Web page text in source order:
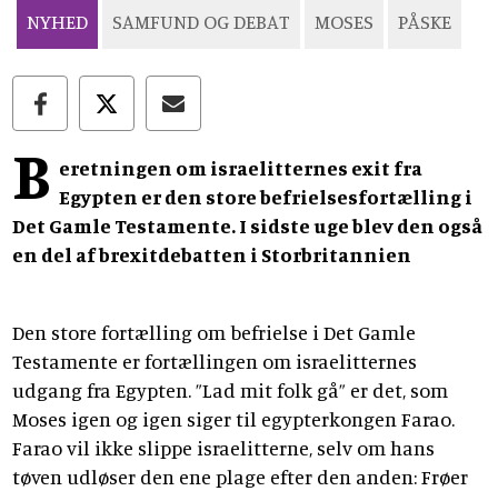
NYHED SAMFUND OG DEBAT MOSES PÅSKE
B eretningen om israelitternes exit fra
Egypten er den store befrielsesfortælling i
Det Gamle Testamente. I sidste uge blev den også
en del af brexitdebatten i Storbritannien
Den store fortælling om befrielse i Det Gamle
Testamente er fortællingen om israelitternes
udgang fra Egypten. ”Lad mit folk gå” er det, som
Moses igen og igen siger til egypterkongen Farao.
Farao vil ikke slippe israelitterne, selv om hans
tøven udløser den ene plage efter den anden: Frøer